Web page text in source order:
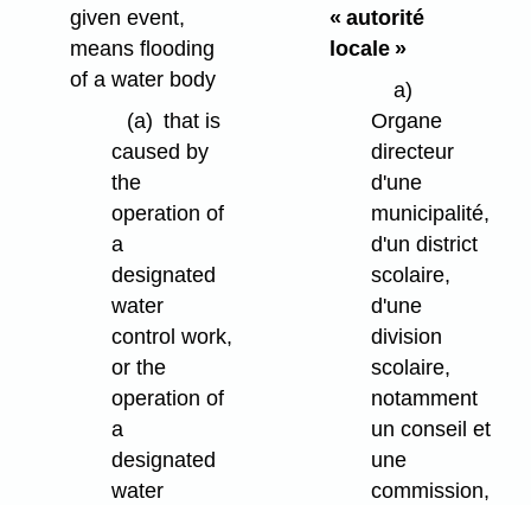
given event,
means flooding
of a water body
(a) that is
caused by
the
operation of
a
designated
water
control work,
or the
operation of
a
designated
water
« autorité
locale »
a)
Organe
directeur
d'une
municipalité,
d'un district
scolaire,
d'une
division
scolaire,
notamment
un conseil et
une
commission,